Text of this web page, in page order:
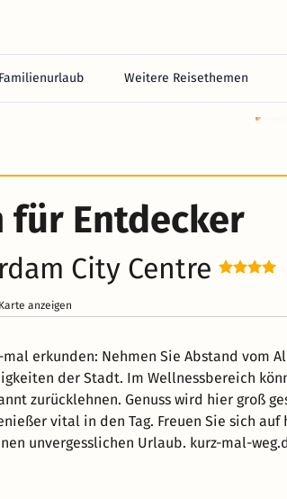
Familienurlaub Weitere Reisethemen
für Entdecker
City Centre
anzeigen
erkunden: Nehmen Sie Abstand vom
der Stadt. Im Wellnessbereich
zurücklehnen. Genuss wird hier groß
vital in den Tag. Freuen Sie sich auf
unvergesslichen Urlaub. kurz-mal-